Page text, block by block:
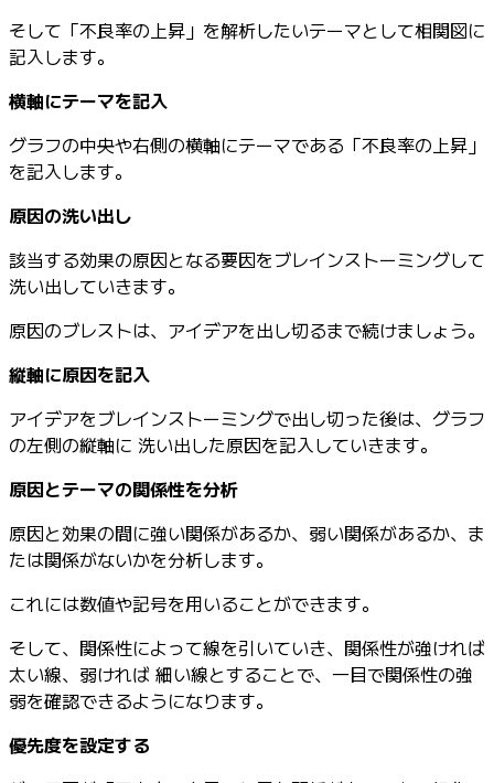
そして「不良率の上昇」を解析したいテーマとして相関図に
記入します。
横軸にテーマを記入
グラフの中央や右側の横軸にテーマである「不良率の上昇」
を記入します。
原因の洗い出し
該当する効果の原因となる要因をブレインストーミングして
洗い出していきます。
原因のブレストは、アイデアを出し切るまで続けましょう。
縦軸に原因を記入
アイデアをブレインストーミングで出し切った後は、グラフ
の左側の縦軸に 洗い出した原因を記入していきます。
原因とテーマの関係性を分析
原因と効果の間に強い関係があるか、弱い関係があるか、ま
たは関係がないかを分析します。
これには数値や記号を用いることができます。
そして、関係性によって線を引いていき、関係性が強ければ
太い線、弱ければ 細い線とすることで、一目で関係性の強
弱を確認できるようになります。
優先度を設定する